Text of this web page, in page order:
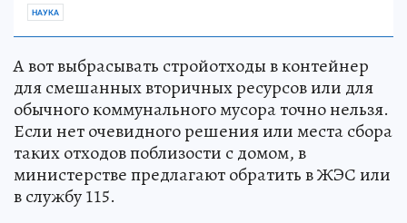
НАУКА
А вот выбрасывать стройотходы в контейнер
для смешанных вторичных ресурсов или для
обычного коммунального мусора точно нельзя.
Если нет очевидного решения или места сбора
таких отходов поблизости с домом, в
министерстве предлагают обратить в ЖЭС или
в службу 115.